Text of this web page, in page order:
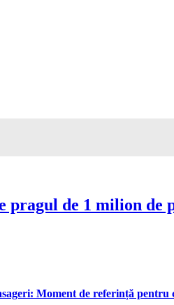
de 1 milion
Moment de referință